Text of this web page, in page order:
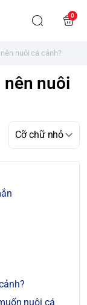
0
nuôi cá cảnh?
nuôi
nuôi cá